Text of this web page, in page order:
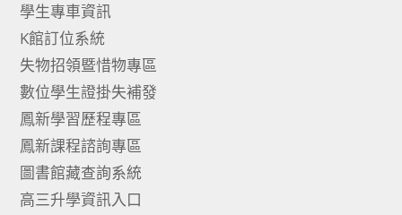
學生專車資訊
K館訂位系統
失物招領暨惜物專區
數位學生證掛失補發
鳳新學習歷程專區
鳳新課程諮詢專區
圖書館藏查詢系統
高三升學資訊入口